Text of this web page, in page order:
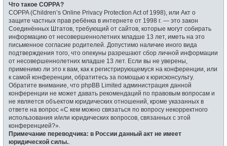
Что такое COPPA?
COPPA (Children’s Online Privacy Protection Act of 1998), или Акт о
защите частных прав ребёнка в интернете от 1998 г. — это закон
Соединённых Штатов, требующий от сайтов, которые могут собирать
информацию от несовершеннолетних младше 13 лет, иметь на это
письменное согласие родителей. Допустимо наличие иного вида
подтверждения того, что опекуны разрешают сбор личной информации
от несовершеннолетних младше 13 лет. Если вы не уверены,
применимо ли это к вам, как к регистрирующемуся на конференции, или
к самой конференции, обратитесь за помощью к юрисконсульту.
Обратите внимание, что phpBB Limited администрация данной
конференции не может давать рекомендаций по правовым вопросам и
не является объектом юридических отношений, кроме указанных в
ответе на вопрос «С кем можно связаться по вопросу некорректного
использования и/или юридических вопросов, связанных с этой
конференцией?».
Примечание переводчика: в России данный акт не имеет
юридической силы.